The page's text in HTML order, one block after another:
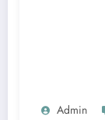
Admin